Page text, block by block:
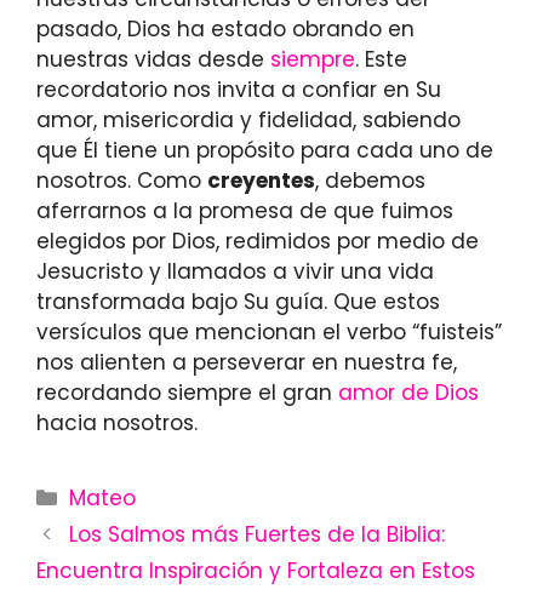
pasado, Dios ha estado obrando en
nuestras vidas desde siempre. Este
recordatorio nos invita a confiar en Su
amor, misericordia y fidelidad, sabiendo
que Él tiene un propósito para cada uno de
nosotros. Como creyentes, debemos
aferrarnos a la promesa de que fuimos
elegidos por Dios, redimidos por medio de
Jesucristo y llamados a vivir una vida
transformada bajo Su guía. Que estos
versículos que mencionan el verbo “fuisteis”
nos alienten a perseverar en nuestra fe,
recordando siempre el gran amor de Dios
hacia nosotros.
Categories
Mateo
Los Salmos más Fuertes de la Biblia:
Encuentra Inspiración y Fortaleza en Estos